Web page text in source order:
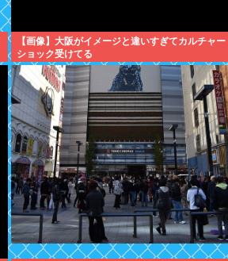
【画像】大阪がイメージと違いすぎてカルチャー
ショック受けてる